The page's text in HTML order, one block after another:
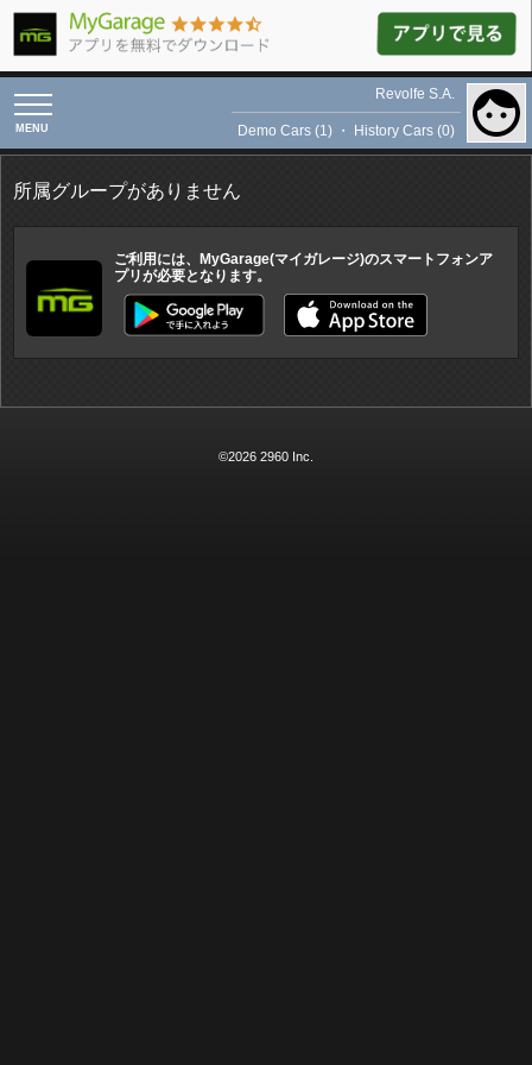
toggle
navigation
Revolfe S.A.
Demo Cars (1) ・ History Cars (0)
所属グループがありません
ご利用には、MyGarage(マイガレージ)のスマートフォンア
プリが必要となります。
©2026 2960 Inc.